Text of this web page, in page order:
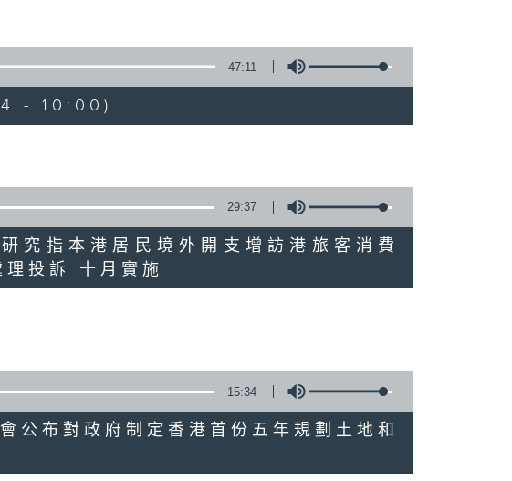
47:11
- 10:00)
29:37
指本港居民境外開支增訪港旅客消費
投訴 十月實施
15:34
布對政府制定香港首份五年規劃土地和